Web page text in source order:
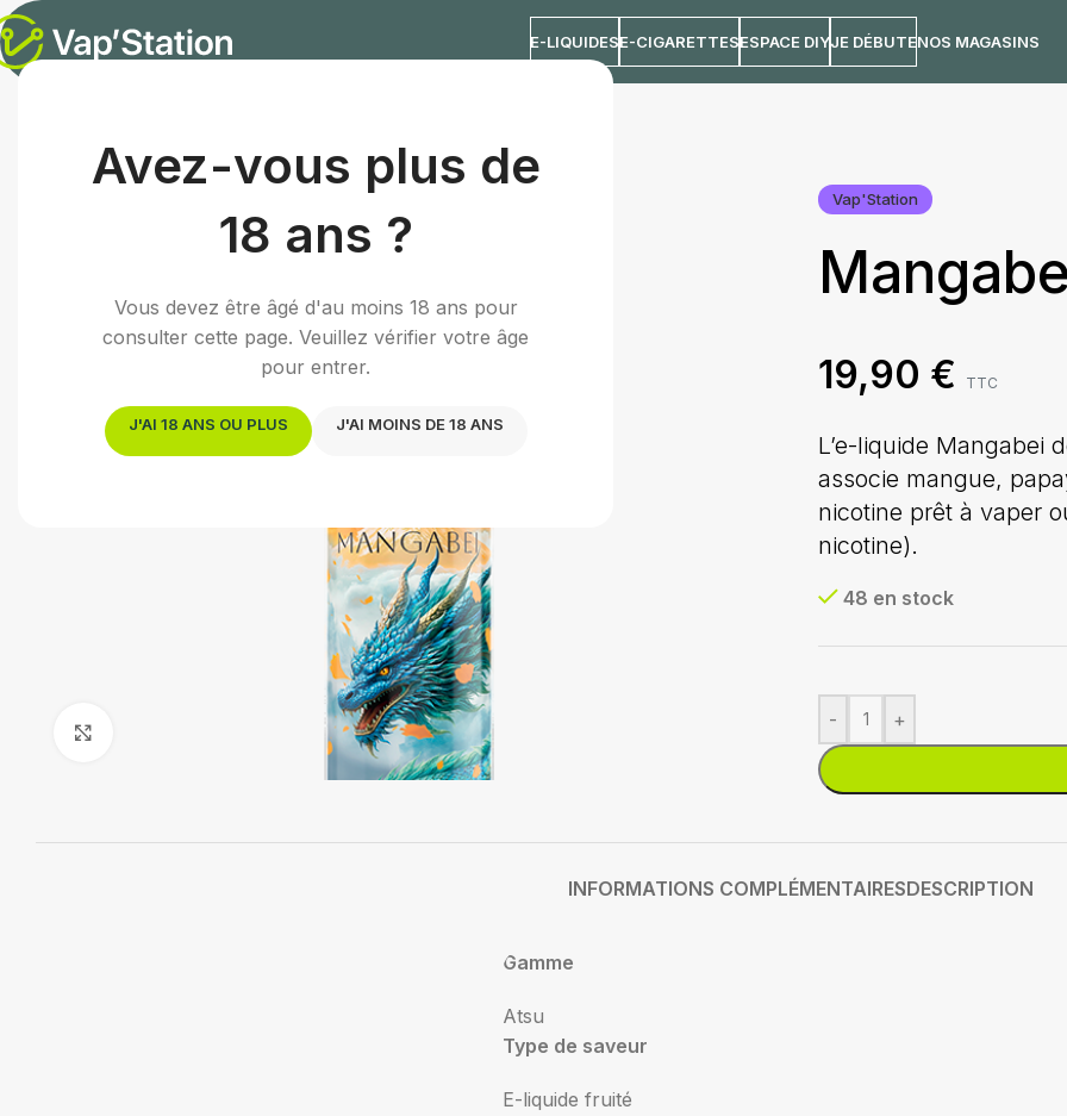
Avez-vous plus de
18 ans ?
Vous devez être âgé d'au moins 18 ans pour
consulter cette page. Veuillez vérifier votre âge
pour entrer.
J'AI 18 ANS OU PLUS J'AI MOINS DE 18 ANS
E-LIQUIDESE-CIGARETTESESPACE DIYJE DÉBUTENOS MAGASINS
/E-liquides Mangabei | 50mL
Vap'Station
19,90 € TTC
L’e-liquide Mangabei
associe mangue,
nicotine prêt à vaper
nicotine).
48 en stock
- +
INFORMATIONS COMPLÉMENTAIRESDESCRIPTION
Gamme
Atsu
Type de saveur
E-liquide fruité